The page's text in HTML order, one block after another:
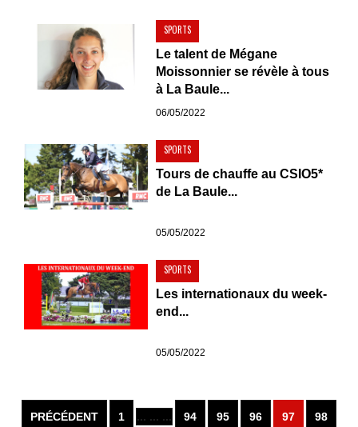
SPORTS
Le talent de Mégane
Moissonnier se révèle à tous
à La Baule...
06/05/2022
SPORTS
Tours de chauffe au CSIO5*
de La Baule...
05/05/2022
SPORTS
Les internationaux du week-
end...
05/05/2022
PRÉCÉDENT 1 ... ... ... 94 95 96 97 98